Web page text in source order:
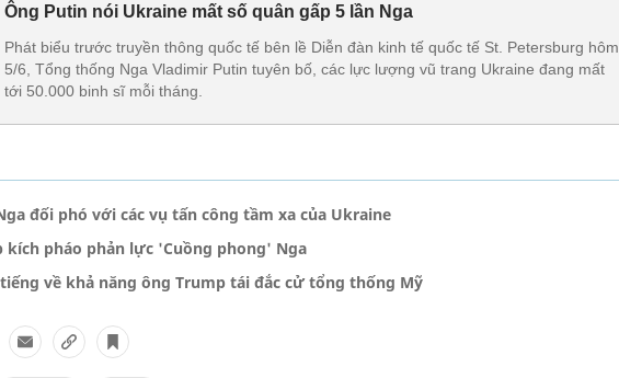
Ông Putin nói Ukraine mất số quân gấp 5 lần Nga
Phát biểu trước truyền thông quốc tế bên lề Diễn đàn kinh tế quốc tế St. Petersburg hôm
5/6, Tổng thống Nga Vladimir Putin tuyên bố, các lực lượng vũ trang Ukraine đang mất
tới 50.000 binh sĩ mỗi tháng.
đối phó với các vụ tấn công tầm xa của Ukraine
kích pháo phản lực 'Cuồng phong' Nga
về khả năng ông Trump tái đắc cử tổng thống Mỹ